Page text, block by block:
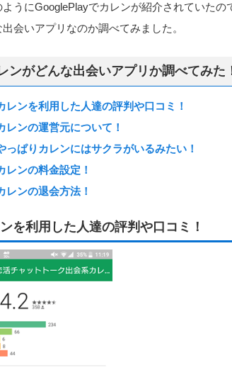
ようにGooglePlayでカレンが紹介されていた
出会いアプリなのか調べてみました。
ンがどんな出会いアプリか調べてみた
レンを利用した人達の評判や口コミ！
レンの運営元について！
っぱりカレンにはサクラがいるみたい！
レンの料金設定！
レンの退会方法！
を利用した人達の評判や口コミ！